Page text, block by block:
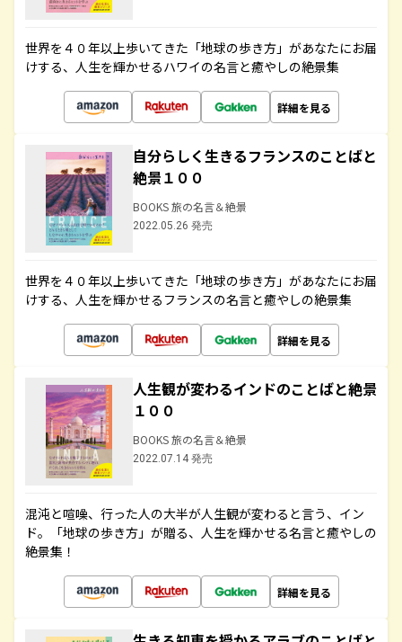
世界を４０年以上歩いてきた「地球の歩き方」があなたにお届
けする、人生を輝かせるハワイの名言と癒やしの絶景集
詳細を見る
自分らしく生きるフランスのことばと
絶景１００
BOOKS 旅の名言＆絶景
2022.05.26 発売
世界を４０年以上歩いてきた「地球の歩き方」があなたにお届
けする、人生を輝かせるフランスの名言と癒やしの絶景集
詳細を見る
人生観が変わるインドのことばと絶景
１００
BOOKS 旅の名言＆絶景
2022.07.14 発売
混沌と喧噪、行った人の大半が人生観が変わると言う、イン
ド。「地球の歩き方」が贈る、人生を輝かせる名言と癒やしの
絶景集！
詳細を見る